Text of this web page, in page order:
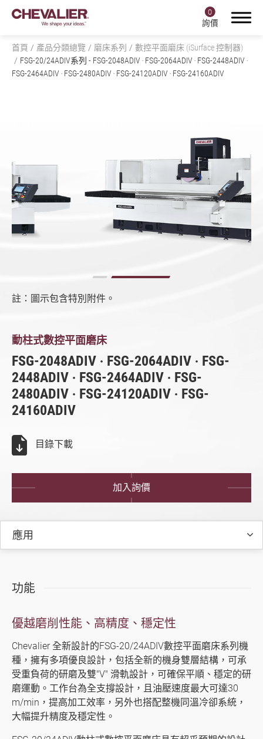
0
詢價
首頁 產品分類總覽 磨床系列
數控平面磨床 (iSurface 控制器)
FSG-20/24ADIV系列 - FSG-2048ADIV ‧ FSG-2064ADIV ‧ FSG-2448ADIV ‧
FSG-2464ADIV ‧ FSG-2480ADIV ‧ FSG-24120ADIV ‧ FSG-24160ADIV
註：圖示包含特別附件。
FSG-20/24ADIV系列
動柱式數控平面磨床
FSG-2048ADIV ‧ FSG-2064ADIV ‧ FSG-
2448ADIV ‧ FSG-2464ADIV ‧ FSG-
2480ADIV ‧ FSG-24120ADIV ‧ FSG-
24160ADIV
目錄下載
加入詢價
應用
功能
優越磨削性能、高精度、穩定性
Chevalier 全新設計的FSG-20/24ADIV數控平面磨床系列機
種，擁有多項優良設計，包括全新的機身雙層結構，可承
受重負荷的研磨及雙"V" 滑軌設計，可確保平順、穩定的研
磨運動。工作台為全支撐設計，且油壓速度最大可達30
m/min，提高加工效率，另外也搭配整機同溫冷卻系統，
大幅提升精度及穩定性。
全部
數控成型磨床 (SMART iControl)
數控平面磨床 (iSurface 控制器)
FSG-12/16ADIV系列
FSG-20/24ADIV系列
CNC磨床 (SMART iControl)
CNC磨床
車床系列
產業專用機種
影音專區